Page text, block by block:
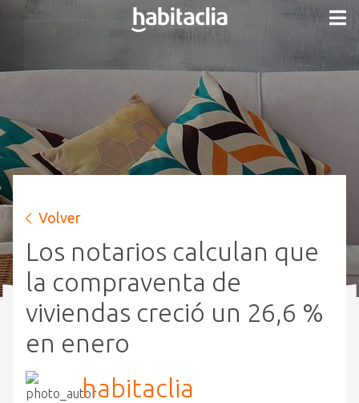
Volver
Los notarios calculan que
la compraventa de
viviendas creció un 26,6 %
en enero
habitaclia